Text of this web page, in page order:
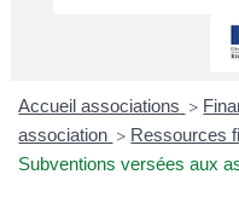
Accueil associations >
association > Ressources
Subventions versées aux